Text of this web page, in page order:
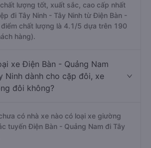
lượng tốt, xuất sắc, cao cấp nhất
đi Tây Ninh - Tây Ninh từ Điện Bàn -
điểm chất lượng là 4.1/5 dựa trên 190
hàng).
xe Điện Bàn - Quảng Nam
Ninh dành cho cặp đôi, xe
đôi không?
có nhà xe nào có loại xe giường
tuyến Điện Bàn - Quảng Nam đi Tây